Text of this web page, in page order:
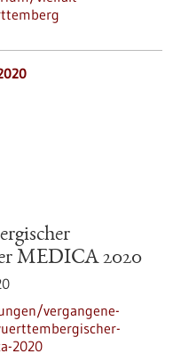
MEDICA 2020
vergangene-
2020